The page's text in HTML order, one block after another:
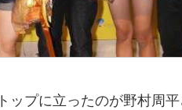
ップに立ったのが野村周平